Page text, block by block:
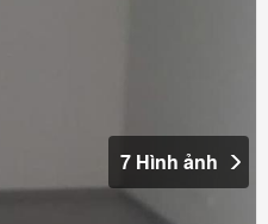
7 Hình ảnh